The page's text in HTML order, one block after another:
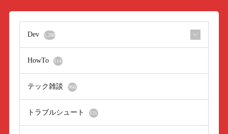
Dev 1,288
HowTo 114
テック雑談 966
トラブルシュート 131